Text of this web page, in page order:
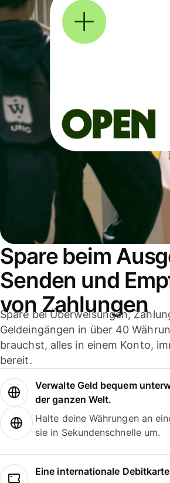
Spare beim
Senden und
von Zahlungen
Spare bei Überweisungen,
Geldeingängen in über 40
brauchst, alles in einem Konto,
bereit.
Verwalte Geld bequem
der ganzen Welt.
Halte deine Währungen an
sie in Sekundenschnelle um.
Eine internationale Debitkarte